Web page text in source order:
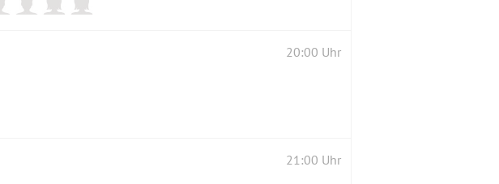
20:00 Uhr
21:00 Uhr